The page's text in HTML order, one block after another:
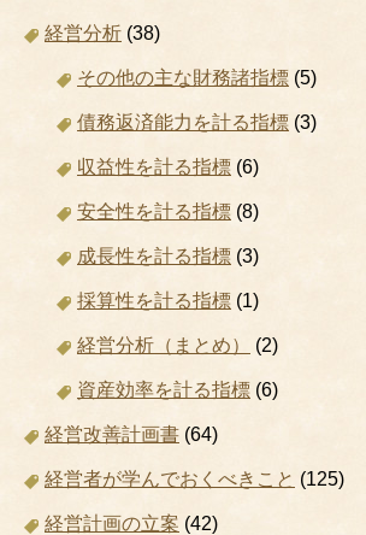
経営分析 (38)
その他の主な財務諸指標 (5)
債務返済能力を計る指標 (3)
収益性を計る指標 (6)
安全性を計る指標 (8)
成長性を計る指標 (3)
採算性を計る指標 (1)
経営分析（まとめ） (2)
資産効率を計る指標 (6)
経営改善計画書 (64)
経営者が学んでおくべきこと (125)
経営計画の立案 (42)